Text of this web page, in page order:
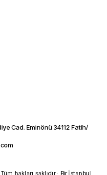
Cad. Eminönü 34112 Fatih/
hakları saklıdır · Bir İstanbul